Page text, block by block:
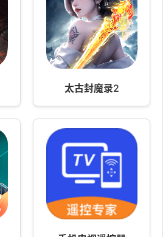
太古封魔录2